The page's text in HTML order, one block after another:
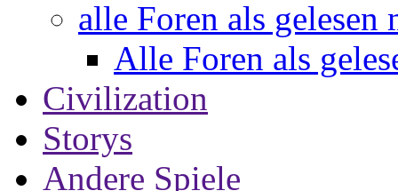
alle Foren als gelesen
Alle Foren als
Civilization
Storys
Andere Spiele